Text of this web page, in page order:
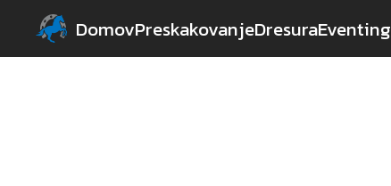
DomovPreskakovanjeDresuraEventing